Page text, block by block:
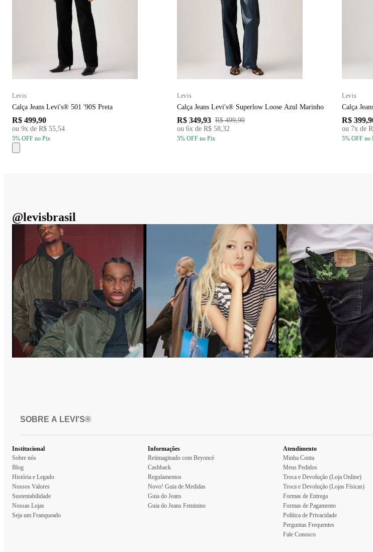
Levis
Calça Jeans Levi's® 501 '90S Preta
R$ 499,90
ou 9x de R$ 55,54
5% OFF no Pix
Levis
Calça Jeans Levi's® Superlow Loose Azul Marinho
R$ 349,93 R$ 499,90
ou 6x de R$ 58,32
5% OFF no Pix
Levis
Calça
R$
ou 7x de
5% OFF no
@levisbrasil
SOBRE A LEVI'S®
Institucional
Sobre nós
Blog
História e Legado
Nossos Valores
Sustentabilidade
Nossas Lojas
Seja um Franqueado
Informações
Reiimaginado com Beyoncé
Cashback
Regulamentos
Novo! Guia de Medidas
Guia do Jeans
Guia do Jeans Feminino
Atendimento
Minha Conta
Meus Pedidos
Troca e Devolução (Loja Online)
Troca e Devolução (Lojas Físicas)
Formas de Entrega
Formas de Pagamento
Política de Privacidade
Perguntas Frequentes
Fale Conosco